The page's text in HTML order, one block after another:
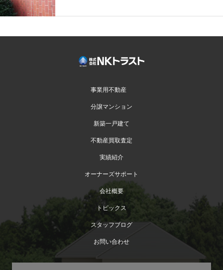
事業用不動産
分譲マンション
新築一戸建て
不動産買取査定
実績紹介
オーナーズサポート
会社概要
トピックス
スタッフブログ
お問い合わせ